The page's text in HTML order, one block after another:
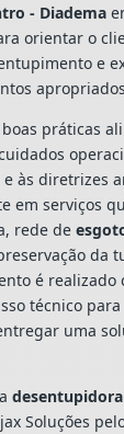
- Diadema
orientar o
e
práticas
e às diretrizes
em serviços
rede de
da
é realizado
técnico
uma
Soluções